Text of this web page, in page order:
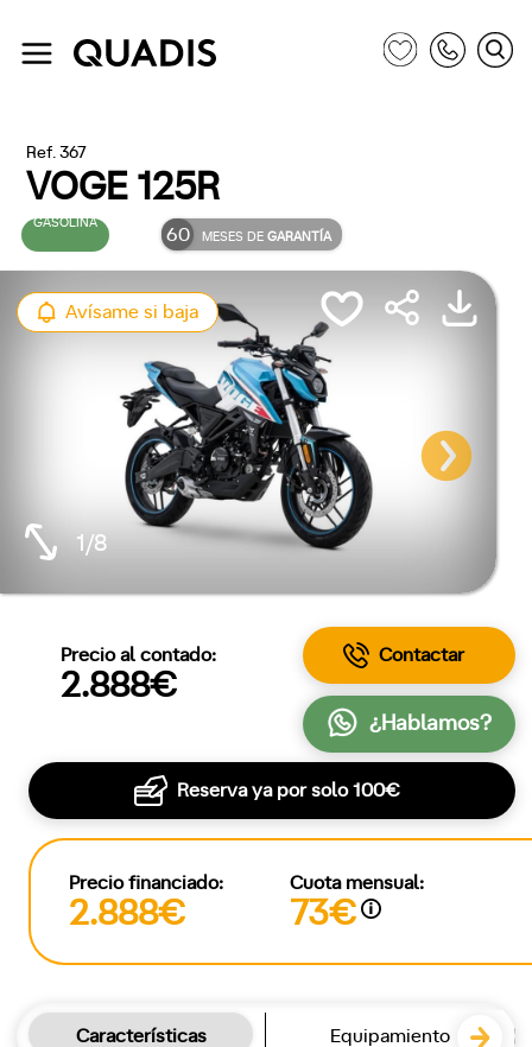
Ref. 367
VOGE 125R
GASOLINA
60 MESES DEGARANTÍA
Avísame si baja
1/8
Precio al contado:
2.888€
Contactar
¿Hablamos?
Reserva ya por solo100€
Precio financiado:
2.888€
Cuota mensual:
73€
Características Equipamiento